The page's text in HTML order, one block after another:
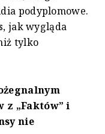
podyplomowe.
jak wygląda
tylko
z „Faktów” i
nie